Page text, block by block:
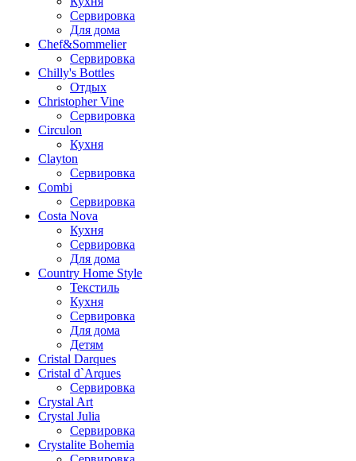
Сервировка
Для дома
Chef&Sommelier
Сервировка
Chilly's Bottles
Отдых
Christopher Vine
Сервировка
Circulon
Кухня
Clayton
Сервировка
Combi
Сервировка
Costa Nova
Кухня
Сервировка
Для дома
Country Home Style
Текстиль
Кухня
Сервировка
Для дома
Детям
Cristal Darques
Cristal d`Arques
Сервировка
Crystal Art
Crystal Julia
Сервировка
Crystalite Bohemia